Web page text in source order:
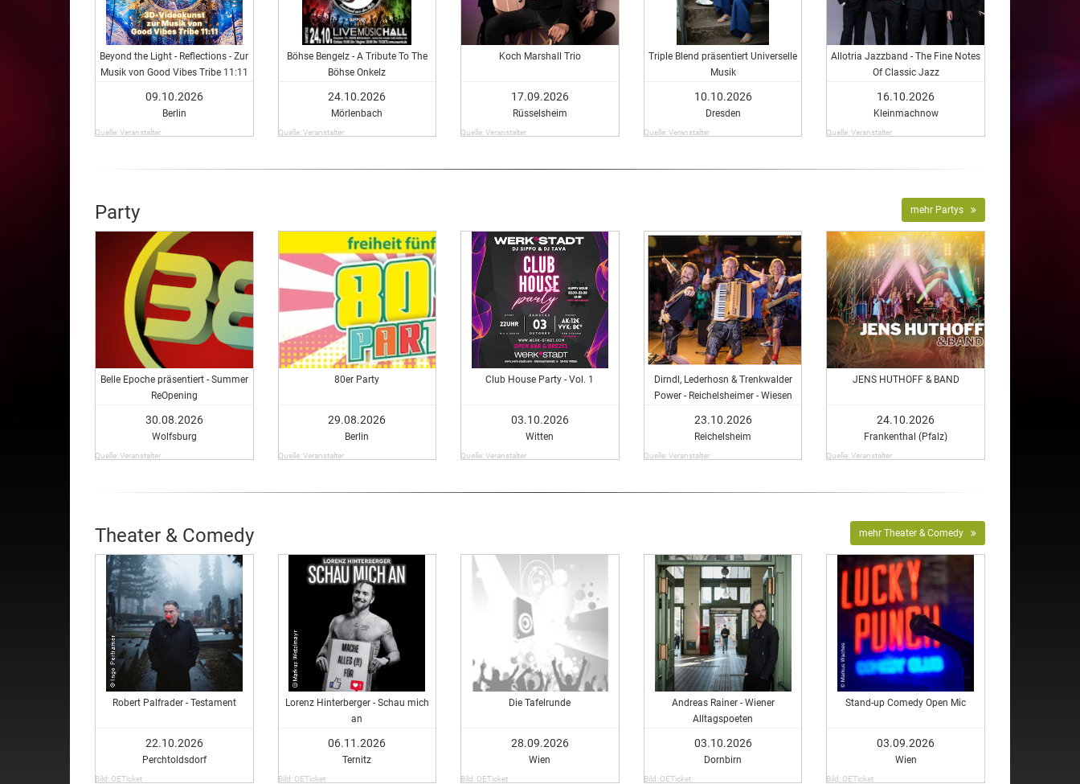
Beyond the Light - Reflections - Zur
Musik von Good Vibes Tribe 11:11
09.10.2026
Berlin
Quelle: Veranstalter
Böhse Bengelz - A Tribute To The
Böhse Onkelz
24.10.2026
Mörlenbach
Quelle: Veranstalter
Koch Marshall Trio
17.09.2026
Rüsselsheim
Quelle: Veranstalter
Triple Blend präsentiert Universelle
Musik
10.10.2026
Dresden
Quelle: Veranstalter
Allotria Jazzband - The Fine Notes
Of Classic Jazz
16.10.2026
Kleinmachnow
Quelle: Veranstalter
Party mehr Partys
Belle Epoche präsentiert - Summer
ReOpening
30.08.2026
Wolfsburg
Quelle: Veranstalter
80er Party
29.08.2026
Berlin
Quelle: Veranstalter
Club House Party - Vol. 1
03.10.2026
Witten
Quelle: Veranstalter
Dirndl, Lederhosn & Trenkwalder
Power - Reichelsheimer - Wiesen
23.10.2026
Reichelsheim
Quelle: Veranstalter
JENS HUTHOFF & BAND
24.10.2026
Frankenthal (Pfalz)
Quelle: Veranstalter
Theater & Comedy mehr Theater & Comedy
Robert Palfrader - Testament
22.10.2026
Perchtoldsdorf
Bild: OETicket
Lorenz Hinterberger - Schau mich
an
06.11.2026
Ternitz
Bild: OETicket
Die Tafelrunde
28.09.2026
Wien
Bild: OETicket
Andreas Rainer - Wiener
Alltagspoeten
03.10.2026
Dornbirn
Bild: OETicket
Stand-up Comedy Open Mic
03.09.2026
Wien
Bild: OETicket